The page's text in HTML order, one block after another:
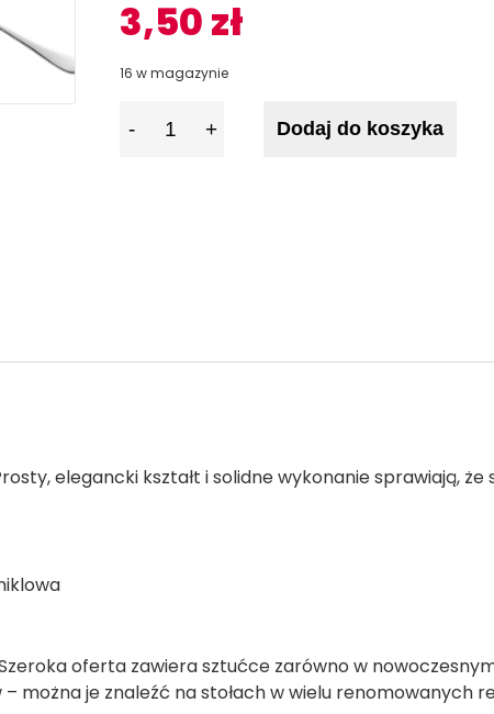
3,50zł
16 w magazynie
Dodaj do koszyka
elegancki kształt i solidne wykonanie sprawiają,
oferta zawiera sztućce zarówno w
można je znaleźć na stołach w wielu renomowanych